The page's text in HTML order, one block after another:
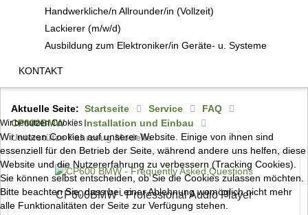
Handwerkliche/n Allrounder/in (Vollzeit)
Lackierer (m/w/d)
Ausbildung zum Elektroniker/in Geräte- u. Systeme
KONTAKT
Aktuelle Seite: Startseite Service
FAQ
CP600BMW
Installation und Einbau
Unterstütze Fahrzeug Modelle
CP600BMW - Professional Audio Player
Wir benutzen Cookies
Wir nutzen Cookies auf unserer Website. Einige von ihnen sind
essenziell für den Betrieb der Seite, während andere uns helfen, diese
Website und die Nutzererfahrung zu verbessern (Tracking Cookies).
Sie können selbst entscheiden, ob Sie die Cookies zulassen möchten.
Bitte beachten Sie, dass bei einer Ablehnung womöglich nicht mehr
alle Funktionalitäten der Seite zur Verfügung stehen.